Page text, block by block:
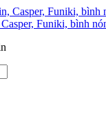
Funiki, bình